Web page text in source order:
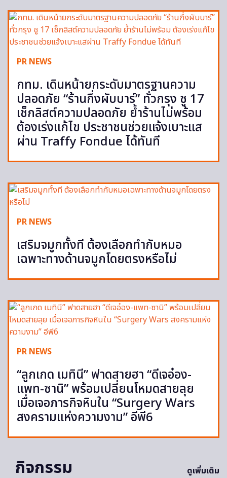
PR NEWS
กทม. เดินหน้ายกระดับมาตรฐานความ
ปลอดภัย “ร้านกึ่งผับบาร์” ทั่วกรุง ชู 17
เช็กลิสต์ความปลอดภัย ย้ำร้านไม่พร้อม
ต้องเร่งแก้ไข ประชาชนช่วยแจ้งเบาะแส
ผ่าน Traffy Fondue ได้ทันที
PR NEWS
เสริมจมูกทั้งที ต้องเลือกทำกับหมอ
เฉพาะทางด้านจมูกโดยตรงหรือไม่
PR NEWS
“ลูกเกด เมทินี” ฟาดสายฮา “ดีเจอ๋อง-
แพท-ซานิ” พร้อมเปลี่ยนโหมดสายลุย
เมื่อเจอภารกิจหินใน “Surgery Wars
สงครามแห่งความงาม” อีพี6
กิจกรรม ดูเพิ่มเติม